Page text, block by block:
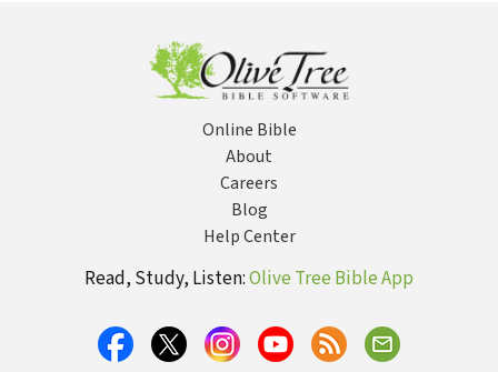
Online Bible
About
Careers
Blog
Help Center
Read, Study, Listen:Olive Tree Bible App